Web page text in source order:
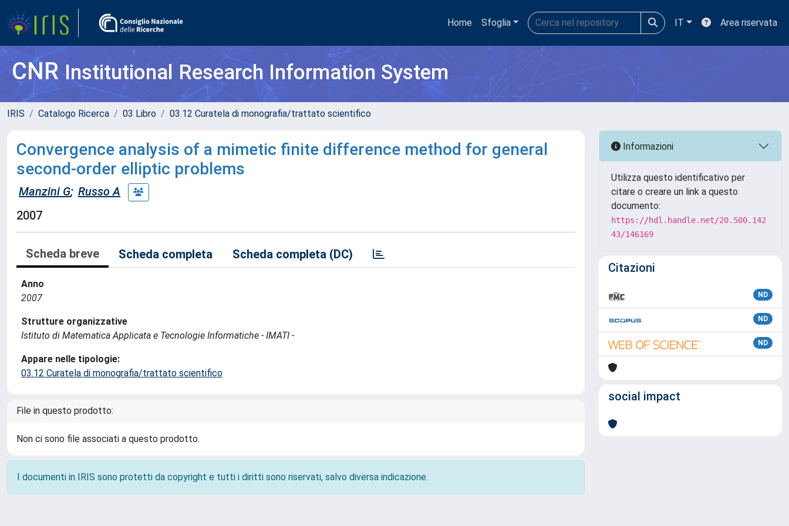
Home Sfoglia IT Area riservata
CNRInstitutional Research Information System
IRIS Catalogo Ricerca 03 Libro 03.12 Curatela di monografia/trattato scientifico
Convergence analysis of a mimetic finite difference method for general
second-order elliptic problems
Manzini G; Russo A
2007
Scheda breve Scheda completa Scheda completa (DC)
Anno
2007
Strutture organizzative
Istituto di Matematica Applicata e Tecnologie Informatiche - IMATI -
Appare nelle tipologie:
03.12 Curatela di monografia/trattato scientifico
File in questo prodotto:
Non ci sono file associati a questo prodotto.
I documenti in IRIS sono protetti da copyright e tutti i diritti sono riservati, salvo diversa indicazione.
Informazioni
Utilizza questo identificativo per
citare o creare un link a questo
documento:
https://hdl.handle.net/20.500.142
43/146169
Citazioni
ND
ND
ND
social impact